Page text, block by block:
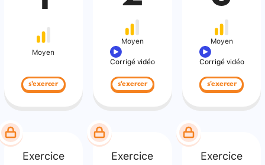
Moyen
s'exercer
Moyen
Corrigé vidéo
s'exercer
Moyen
Corrigé vidéo
s'exercer
Exercice Exercice Exercice